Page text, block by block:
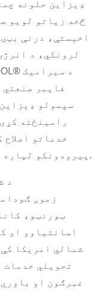
څخه زیاتو لویو
اخیستې، درنې
لرونکي، د
فایبر
سپمولو
رامینځته
خدماتو
پیرودونکو لپاره غوره محصولات او حلونه چمتو کوو.
د
زموږ
ټورنټو،
اسانتیاوو او
شمالي امریکا
تحویلي خدمات
غبرګون او